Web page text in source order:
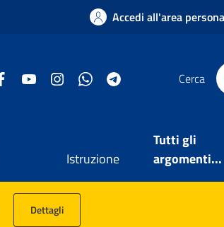
Accedi all'area
FacebookYouTube InstagramWhatsApp Cerca
Istruzione
Tutti gli
argomenti...
Dettagli